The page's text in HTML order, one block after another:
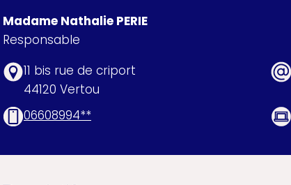
Madame Nathalie PERIE
Responsable
11 bis rue de criport
44120 Vertou
06608994**